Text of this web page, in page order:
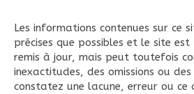
Les informations contenues sur ce
précises que possibles et le site
remis à jour, mais peut toutefois
inexactitudes, des omissions ou des
constatez une lacune, erreur ou